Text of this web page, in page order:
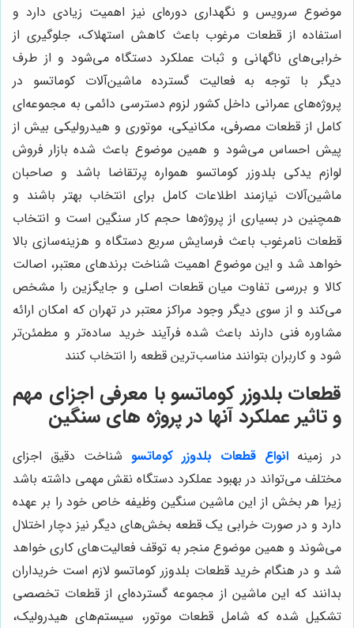
موضوع سرویس و نگهداری دوره‌ای نیز اهمیت زیادی دارد و
استفاده از قطعات مرغوب باعث کاهش استهلاک، جلوگیری از
خرابی‌های ناگهانی و ثبات عملکرد دستگاه می‌شود و از طرف
دیگر با توجه به فعالیت گسترده ماشین‌آلات کوماتسو در
پروژه‌های عمرانی داخل کشور لزوم دسترسی دائمی به مجموعه‌ای
کامل از قطعات مصرفی، مکانیکی، موتوری و هیدرولیکی بیش از
پیش احساس می‌شود و همین موضوع باعث شده بازار فروش
لوازم یدکی بلدوزر کوماتسو همواره پرتقاضا باشد و صاحبان
ماشین‌آلات نیازمند اطلاعات کامل برای انتخاب بهتر باشند و
همچنین در بسیاری از پروژه‌ها حجم کار سنگین است و انتخاب
قطعات نامرغوب باعث فرسایش سریع دستگاه و هزینه‌سازی بالا
خواهد شد و این موضوع اهمیت شناخت برندهای معتبر، اصالت
کالا و بررسی تفاوت میان قطعات اصلی و جایگزین را مشخص
می‌کند و از سوی دیگر وجود مراکز معتبر در تهران که امکان ارائه
مشاوره فنی دارند باعث شده فرآیند خرید ساده‌تر و مطمئن‌تر
شود و کاربران بتوانند مناسب‌ترین قطعه را انتخاب کنند
قطعات بلدوزر کوماتسو با معرفی اجزای مهم
و تاثیر عملکرد آنها در پروژه های سنگین
در زمینه انواع قطعات بلدوزر کوماتسو شناخت دقیق اجزای
مختلف می‌تواند در بهبود عملکرد دستگاه نقش مهمی داشته باشد
زیرا هر بخش از این ماشین سنگین وظیفه خاص خود را بر عهده
دارد و در صورت خرابی یک قطعه بخش‌های دیگر نیز دچار اختلال
می‌شوند و همین موضوع منجر به توقف فعالیت‌های کاری خواهد
شد و در هنگام خرید قطعات بلدوزر کوماتسو لازم است خریداران
بدانند که این ماشین از مجموعه گسترده‌ای از قطعات تخصصی
تشکیل شده که شامل قطعات موتور، سیستم‌های هیدرولیک،